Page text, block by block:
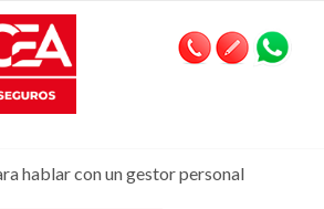
hablar con un gestor personal